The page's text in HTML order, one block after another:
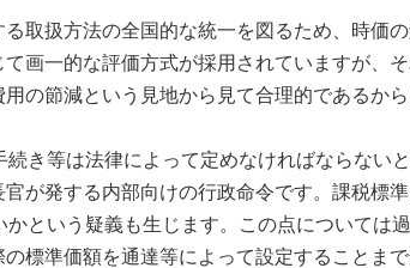
取扱方法の全国的な統一を図るため、時価
画一的な評価方式が採用されていますが、
の節減という見地から見て合理的であるから
き等は法律によって定めなければならない
が発する内部向けの行政命令です。課税標
という疑義も生じます。この点については
標準価額を通達等によって設定することま